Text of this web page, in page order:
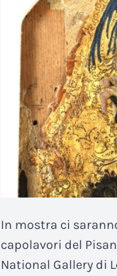
In mostra ci
capolavori del
National Gallery di